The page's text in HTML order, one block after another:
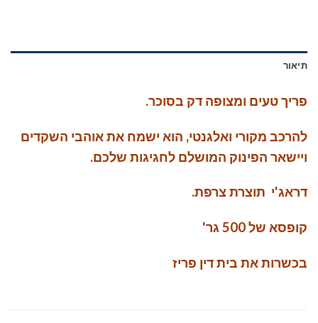
תיאור
פריך טעים ומצופה דק בסוכר.
להרכב מקורי ואלגנטי, הוא ישמח את אוהבי השקדים
ויישאר הפינוק המושלם לחגיגות שלכם.
דראג'י תוצרת צרפת.
קופסא של 500 גר'
בכשרות את בית דין פריז